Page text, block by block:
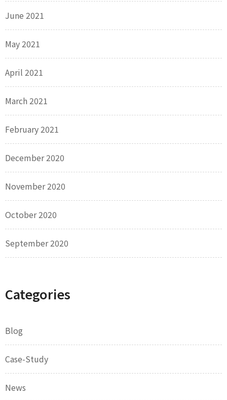
June 2021
May 2021
April 2021
March 2021
February 2021
December 2020
November 2020
October 2020
September 2020
Categories
Blog
Case-Study
News